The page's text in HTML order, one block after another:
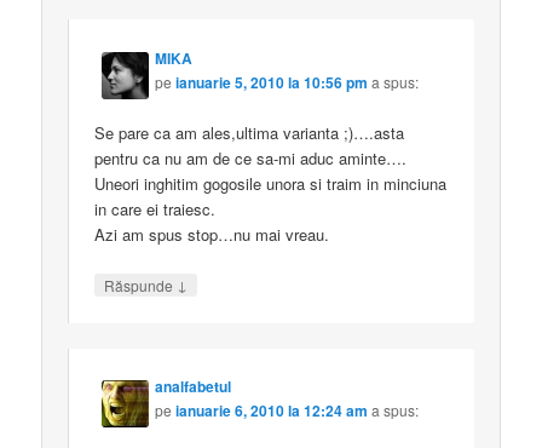
MIKA
peianuarie 5, 2010 la 10:56 pm a spus:
Se pare ca am ales,ultima varianta ;)….asta
pentru ca nu am de ce sa-mi aduc aminte….
Uneori inghitim gogosile unora si traim in minciuna
in care ei traiesc.
Azi am spus stop…nu mai vreau.
Răspunde ↓
analfabetul
peianuarie 6, 2010 la 12:24 am a spus: